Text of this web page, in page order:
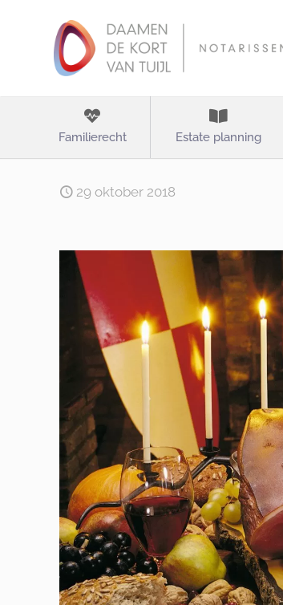
Familierecht Estate planning
29 oktober 2018